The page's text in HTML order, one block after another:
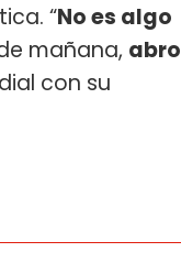
“No es algo
mañana, abro
con su